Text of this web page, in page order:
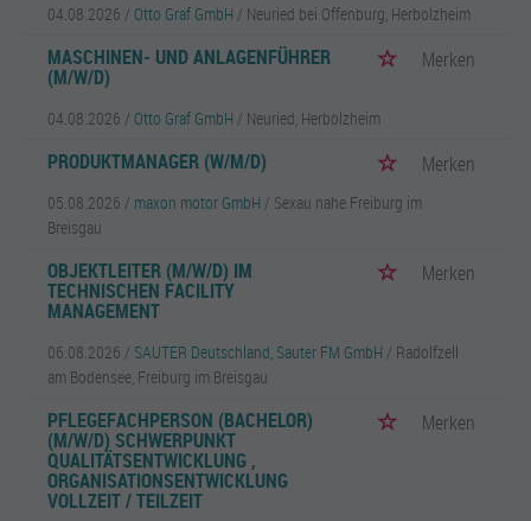
04.08.2026 / Otto Graf GmbH / Neuried bei Offenburg, Herbolzheim
MASCHINEN- UND ANLAGENFÜHRER
(M/W/D)
Merken
04.08.2026 / Otto Graf GmbH / Neuried, Herbolzheim
PRODUKTMANAGER (W/M/D) Merken
05.08.2026 / maxon motor GmbH / Sexau nahe Freiburg im
Breisgau
OBJEKTLEITER (M/W/D) IM
TECHNISCHEN FACILITY
MANAGEMENT
Merken
06.08.2026 / SAUTER Deutschland, Sauter FM GmbH / Radolfzell
am Bodensee, Freiburg im Breisgau
PFLEGEFACHPERSON (BACHELOR)
(M/W/D) SCHWERPUNKT
QUALITÄTSENTWICKLUNG ,
ORGANISATIONSENTWICKLUNG
VOLLZEIT / TEILZEIT
Merken